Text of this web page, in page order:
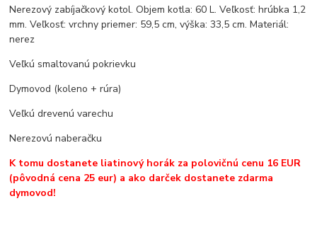
Nerezový zabíjačkový kotol. Objem kotla: 60 L. Veľkosť: hrúbka 1,2
mm. Veľkosť: vrchny priemer: 59,5 cm, výška: 33,5 cm. Materiál:
nerez
Veľkú smaltovanú pokrievku
Dymovod (koleno + rúra)
Veľkú drevenú varechu
Nerezovú naberačku
K tomu dostanete liatinový horák za polovičnú cenu 16 EUR
(pôvodná cena 25 eur) a ako darček dostanete zdarma
dymovod!